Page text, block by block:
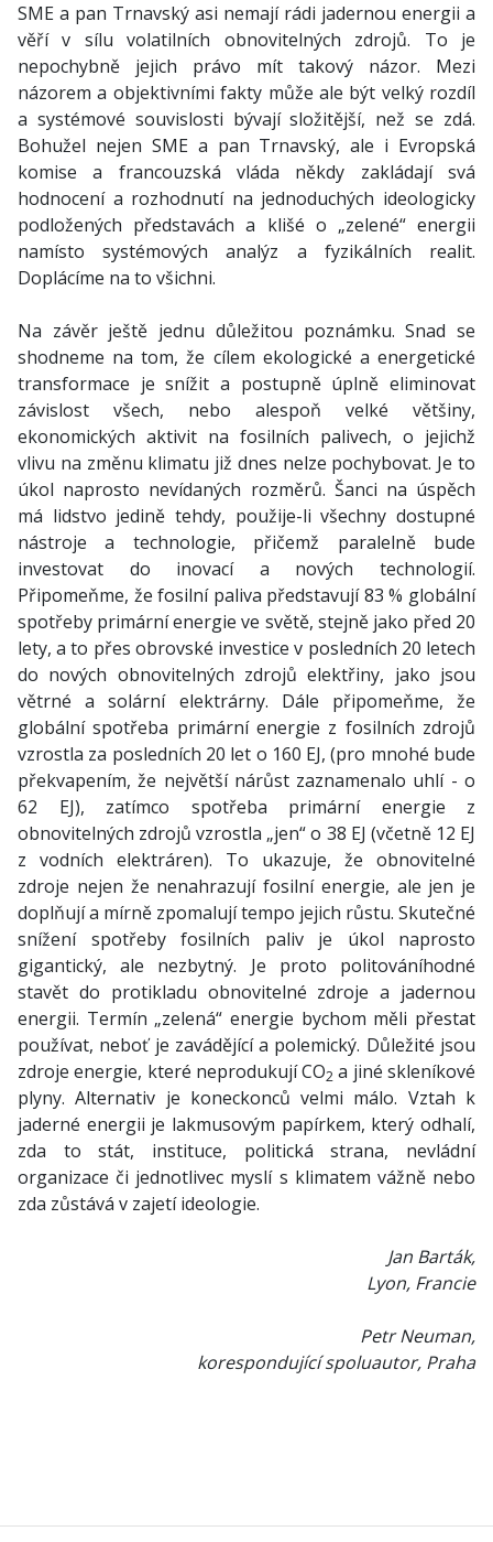
SME a pan Trnavský asi nemají rádi jadernou energii a
věří v sílu volatilních obnovitelných zdrojů. To je
nepochybně jejich právo mít takový názor. Mezi
názorem a objektivními fakty může ale být velký rozdíl
a systémové souvislosti bývají složitější, než se zdá.
Bohužel nejen SME a pan Trnavský, ale i Evropská
komise a francouzská vláda někdy zakládají svá
hodnocení a rozhodnutí na jednoduchých ideologicky
podložených představách a klišé o „zelené“ energii
namísto systémových analýz a fyzikálních realit.
Doplácíme na to všichni.
Na závěr ještě jednu důležitou poznámku. Snad se
shodneme na tom, že cílem ekologické a energetické
transformace je snížit a postupně úplně eliminovat
závislost všech, nebo alespoň velké většiny,
ekonomických aktivit na fosilních palivech, o jejichž
vlivu na změnu klimatu již dnes nelze pochybovat. Je to
úkol naprosto nevídaných rozměrů. Šanci na úspěch
má lidstvo jedině tehdy, použije-li všechny dostupné
nástroje a technologie, přičemž paralelně bude
investovat do inovací a nových technologií.
Připomeňme, že fosilní paliva představují 83 % globální
spotřeby primární energie ve světě, stejně jako před 20
lety, a to přes obrovské investice v posledních 20 letech
do nových obnovitelných zdrojů elektřiny, jako jsou
větrné a solární elektrárny. Dále připomeňme, že
globální spotřeba primární energie z fosilních zdrojů
vzrostla za posledních 20 let o 160 EJ, (pro mnohé bude
překvapením, že největší nárůst zaznamenalo uhlí - o
62 EJ), zatímco spotřeba primární energie z
obnovitelných zdrojů vzrostla „jen“ o 38 EJ (včetně 12 EJ
z vodních elektráren). To ukazuje, že obnovitelné
zdroje nejen že nenahrazují fosilní energie, ale jen je
doplňují a mírně zpomalují tempo jejich růstu. Skutečné
snížení spotřeby fosilních paliv je úkol naprosto
gigantický, ale nezbytný. Je proto politováníhodné
stavět do protikladu obnovitelné zdroje a jadernou
energii. Termín „zelená“ energie bychom měli přestat
používat, neboť je zavádějící a polemický. Důležité jsou
zdroje energie, které neprodukují CO2 a jiné skleníkové
plyny. Alternativ je koneckonců velmi málo. Vztah k
jaderné energii je lakmusovým papírkem, který odhalí,
zda to stát, instituce, politická strana, nevládní
organizace či jednotlivec myslí s klimatem vážně nebo
zda zůstává v zajetí ideologie.
Jan Barták,
Lyon, Francie
Petr Neuman,
korespondující spoluautor, Praha